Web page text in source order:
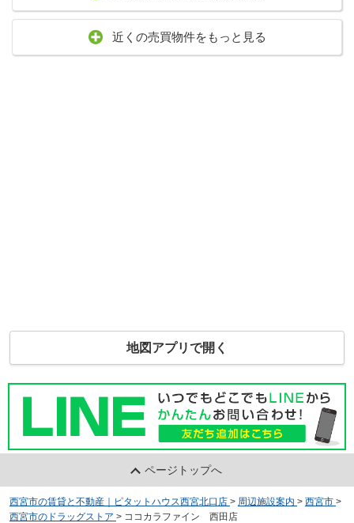
近くの売買物件をもっと見る
地図アプリで開く
ページトップへ
西宮市の賃貸と不動産｜ピタットハウス西宮北口店 > 周辺施設案内 > 西宮市 >
西宮市のドラッグストア > ココカラファイン 西田店